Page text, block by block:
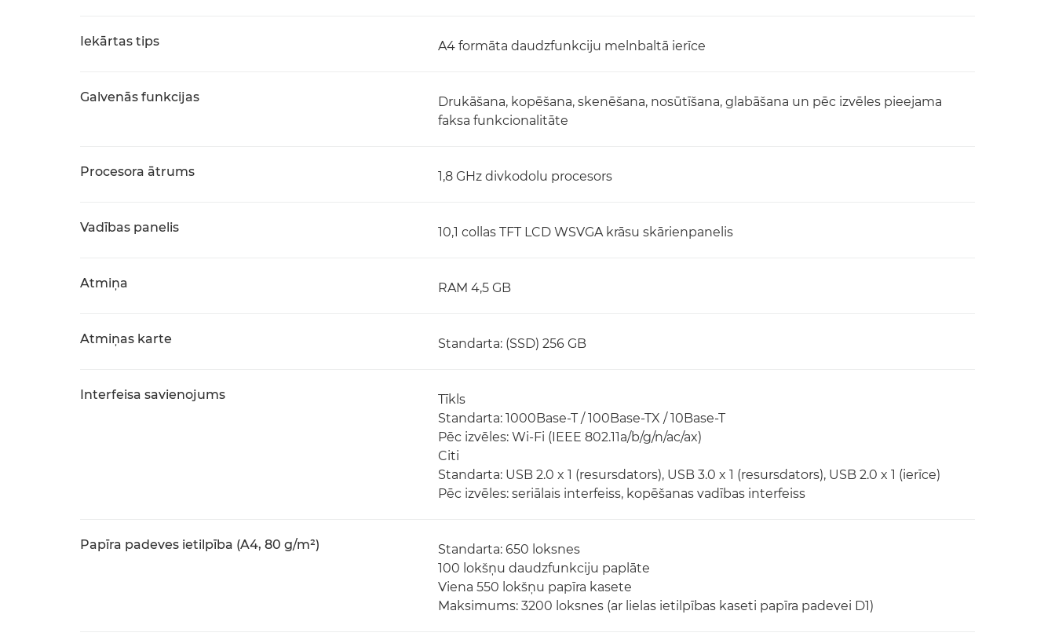
Iekārtas tips A4 formāta daudzfunkciju melnbaltā ierīce
Galvenās funkcijas
Drukāšana, kopēšana, skenēšana, nosūtīšana, glabāšana un pēc izvēles pieejama
faksa funkcionalitāte
Procesora ātrums 1,8 GHz divkodolu procesors
Vadības panelis 10,1 collas TFT LCD WSVGA krāsu skārienpanelis
Atmiņa RAM 4,5 GB
Atmiņas karte Standarta: (SSD) 256 GB
Interfeisa savienojums
Tīkls
Standarta: 1000Base-T / 100Base-TX / 10Base-T
Pēc izvēles: Wi-Fi (IEEE 802.11a/b/g/n/ac/ax)
Citi
Standarta: USB 2.0 x 1 (resursdators), USB 3.0 x 1 (resursdators), USB 2.0 x 1 (ierīce)
Pēc izvēles: seriālais interfeiss, kopēšanas vadības interfeiss
Papīra padeves ietilpība (A4, 80 g/m²)
Standarta: 650 loksnes
100 lokšņu daudzfunkciju paplāte
Viena 550 lokšņu papīra kasete
Maksimums: 3200 loksnes (ar lielas ietilpības kaseti papīra padevei D1)